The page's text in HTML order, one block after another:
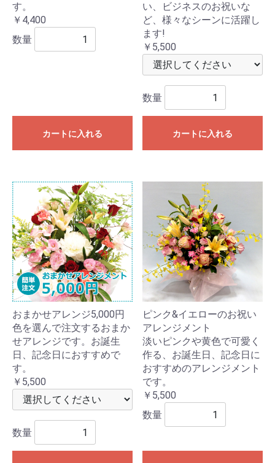
す。
￥4,400
数量
カートに入れる
い、ビジネスのお祝いな
ど、様々なシーンに活躍し
ます!
￥5,500
数量
カートに入れる
おまかせアレンジ5,000円
色を選んで注文するおまか
せアレンジです。お誕生
日、記念日におすすめで
す。
￥5,500
数量
ピンク&イエローのお祝い
アレンジメント
淡いピンクや黄色で可愛く
作る、お誕生日、記念日に
おすすめのアレンジメント
です。
￥5,500
数量